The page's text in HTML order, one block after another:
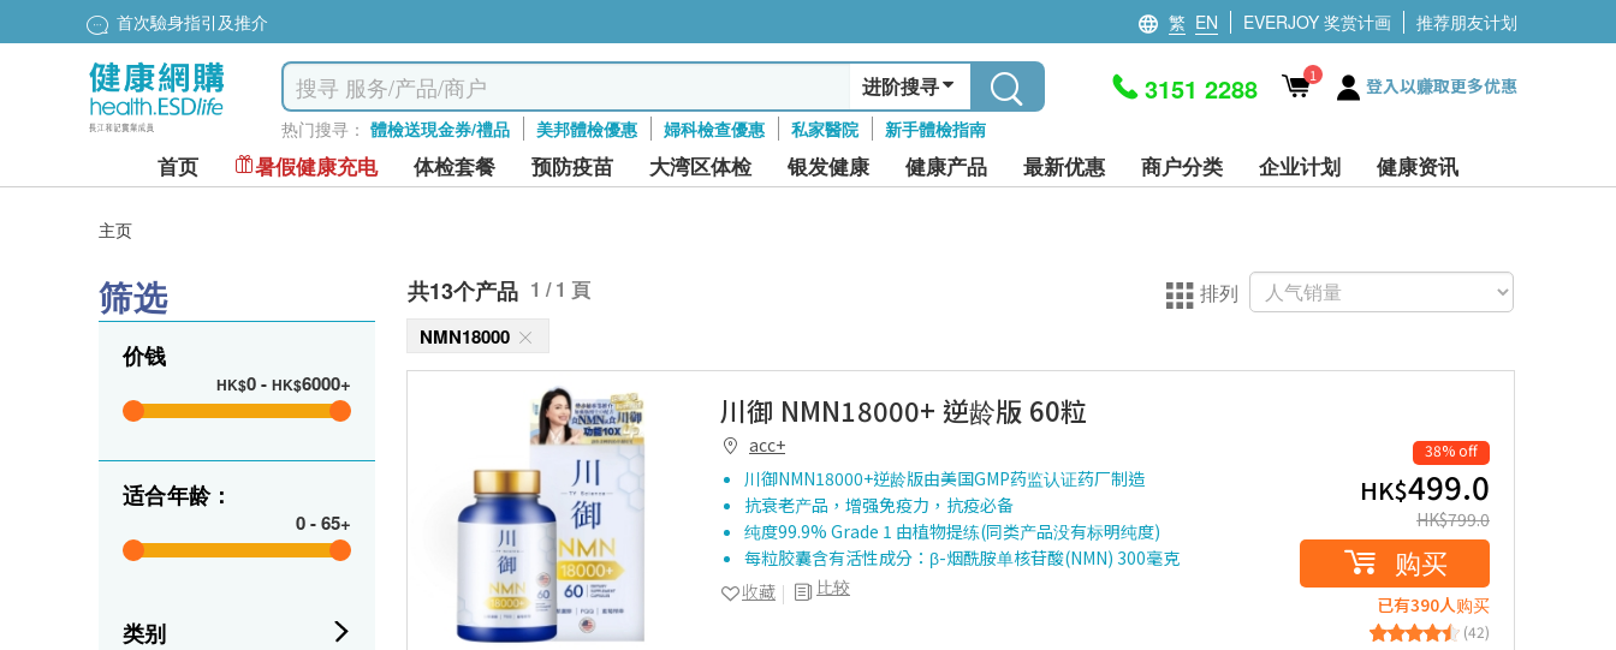
首次驗身指引及推介 繁 EN EVERJOY 奖赏计画 推荐朋友计划
进阶搜寻
热门搜寻： 體檢送現金券/禮品 美邦體檢優惠 婦科檢查優惠 私家醫院 新手體檢指南
3151 2288 1 登入以赚取更多优惠
首页 暑假健康充电 体检套餐 预防疫苗 大湾区体检 银发健康 健康产品 最新优惠 商户分类 企业计划 健康资讯
主页
筛选
价钱
HK$0- HK$6000+
适合年龄：
0-65+
类别
共13个产品 1 / 1 頁 排列
NMN18000
川御 NMN18000+ 逆龄版 60粒
acc+
川御NMN18000+逆龄版由美国GMP药监认证药厂制造
抗衰老产品，增强免疫力，抗疫必备
纯度99.9% Grade 1 由植物提练(同类产品没有标明纯度)
每粒胶囊含有活性成分：β-烟酰胺单核苷酸(NMN) 300毫克
比较
收藏
38% off
HK$499.0
HK$799.0
购买
已有390人购买
(42)